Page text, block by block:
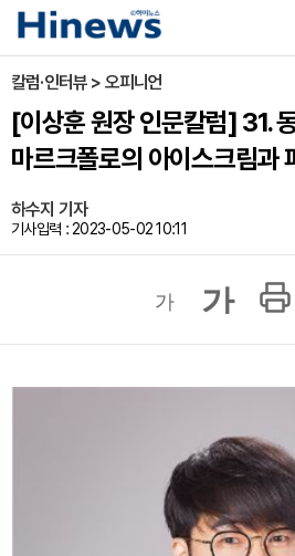
칼럼·인터뷰 > 오피니언
[이상훈 원장 인문칼럼] 31.
마르크폴로의 아이스크림과
하수지 기자
기사입력 : 2023-05-02 10:11
가 가